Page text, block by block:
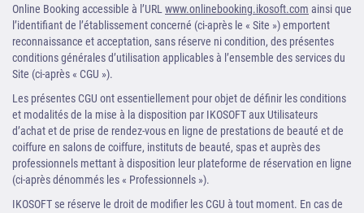
Online Booking accessible à l’URL www.onlinebooking.ikosoft.com ainsi que
l’identifiant de l’établissement concerné (ci-après le « Site ») emportent
reconnaissance et acceptation, sans réserve ni condition, des présentes
conditions générales d’utilisation applicables à l’ensemble des services du
Site (ci-après « CGU »).
Les présentes CGU ont essentiellement pour objet de définir les conditions
et modalités de la mise à la disposition par IKOSOFT aux Utilisateurs
d’achat et de prise de rendez-vous en ligne de prestations de beauté et de
coiffure en salons de coiffure, instituts de beauté, spas et auprès des
professionnels mettant à disposition leur plateforme de réservation en ligne
(ci-après dénommés les « Professionnels »).
IKOSOFT se réserve le droit de modifier les CGU à tout moment. En cas de